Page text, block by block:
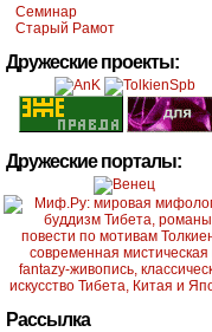
Семинар
Старый Рамот
Дружеские проекты:
Дружеские порталы:
Рассылка